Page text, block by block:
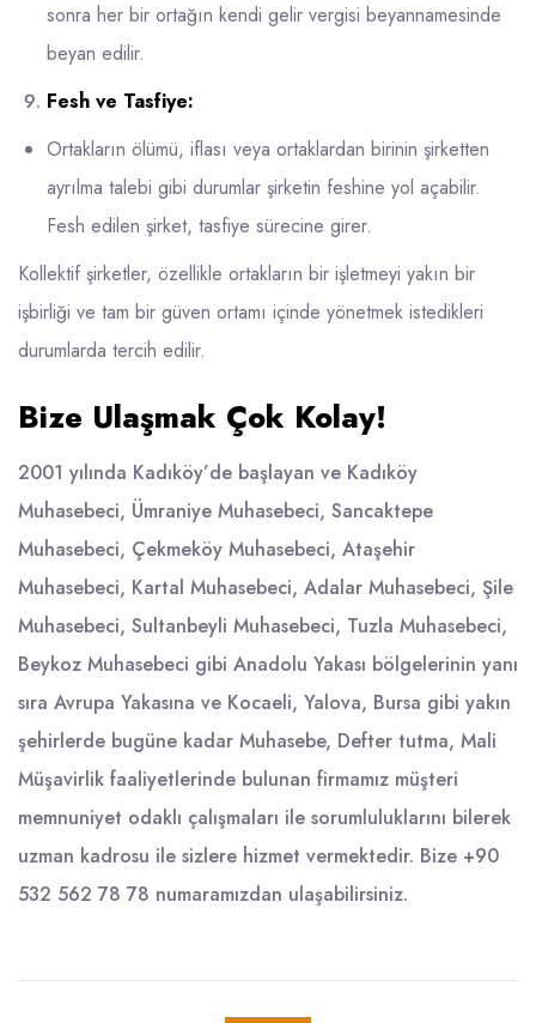
sonra her bir ortağın kendi gelir vergisi beyannamesinde
beyan edilir.
Fesh ve Tasfiye:
Ortakların ölümü, iflası veya ortaklardan birinin şirketten
ayrılma talebi gibi durumlar şirketin feshine yol açabilir.
Fesh edilen şirket, tasfiye sürecine girer.
Kollektif şirketler, özellikle ortakların bir işletmeyi yakın bir
işbirliği ve tam bir güven ortamı içinde yönetmek istedikleri
durumlarda tercih edilir.
Bize Ulaşmak Çok Kolay!
2001 yılında Kadıköy’de başlayan ve Kadıköy
Muhasebeci, Ümraniye Muhasebeci, Sancaktepe
Muhasebeci, Çekmeköy Muhasebeci, Ataşehir
Muhasebeci, Kartal Muhasebeci, Adalar Muhasebeci, Şile
Muhasebeci, Sultanbeyli Muhasebeci, Tuzla Muhasebeci,
Beykoz Muhasebeci gibi Anadolu Yakası bölgelerinin yanı
sıra Avrupa Yakasına ve Kocaeli, Yalova, Bursa gibi yakın
şehirlerde bugüne kadar Muhasebe, Defter tutma, Mali
Müşavirlik faaliyetlerinde bulunan firmamız müşteri
memnuniyet odaklı çalışmaları ile sorumluluklarını bilerek
uzman kadrosu ile sizlere hizmet vermektedir. Bize +90
532 562 78 78 numaramızdan ulaşabilirsiniz.